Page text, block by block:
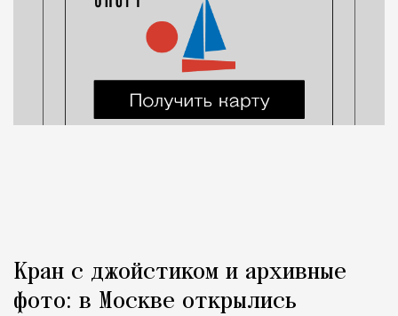
Кран с джойстиком и архивные
фото: в Москве открылись